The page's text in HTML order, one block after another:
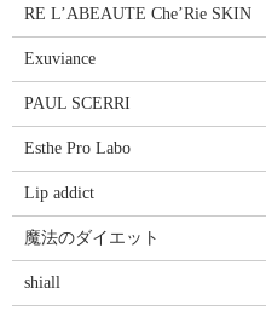
RE L’ABEAUTE Che’Rie SKIN
Exuviance
PAUL SCERRI
Esthe Pro Labo
Lip addict
魔法のダイエット
shiall